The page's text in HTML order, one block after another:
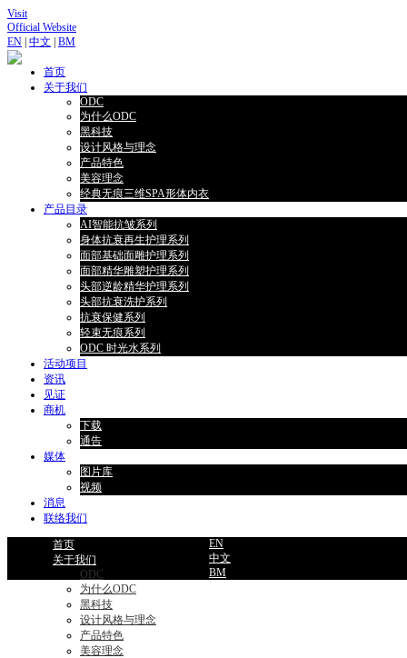
Visit
Official Website
EN 中文 BM
首页
关于我们
ODC
为什么ODC
黑科技
设计风格与理念
产品特色
美容理念
经典无痕三维SPA形体内衣
产品目录
AI智能抗皱系列
身体抗衰再生护理系列
面部基础面雕护理系列
面部精华雕塑护理系列
头部逆龄精华护理系列
头部抗衰洗护系列
抗衰保健系列
轻束无痕系列
ODC 时光水系列
活动项目
资讯
见证
商机
下载
通告
媒体
图片库
视频
消息
联络我们
首页
关于我们
ODC
为什么ODC
黑科技
设计风格与理念
产品特色
美容理念
EN
中文
BM